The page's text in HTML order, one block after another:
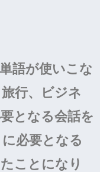
語が使いこな
行、ビジネ
となる会話を
必要となる
ことになり